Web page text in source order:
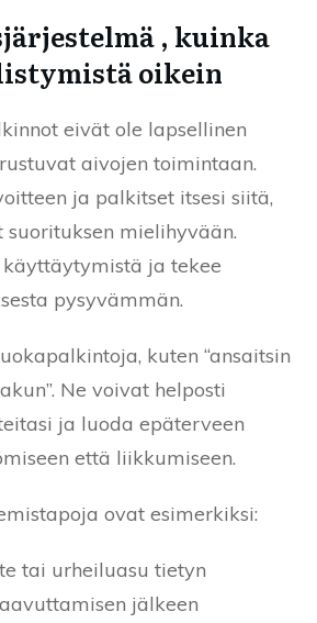
, kuinka
oikein
eivät ole lapsellinen
aivojen toimintaan.
ja palkitset itsesi siitä,
mielihyvään.
ja tekee
pysyvämmän.
kuten “ansaitsin
Ne voivat helposti
ja luoda epäterveen
että liikkumiseen.
ovat esimerkiksi:
tai urheiluasu tietyn
jälkeen